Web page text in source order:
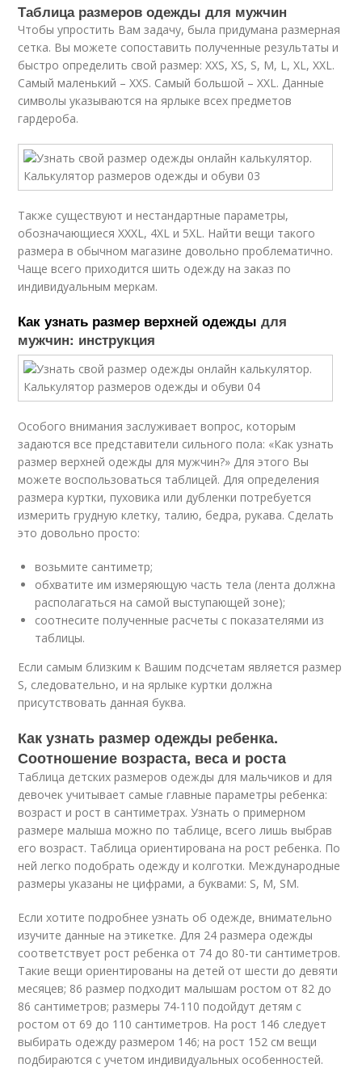
Таблица размеров одежды для мужчин
Чтобы упростить Вам задачу, была придумана размерная
сетка. Вы можете сопоставить полученные результаты и
быстро определить свой размер: XXS, XS, S, M, L, XL, XXL.
Самый маленький – XXS. Самый большой – XXL. Данные
символы указываются на ярлыке всех предметов
гардероба.
Также существуют и нестандартные параметры,
обозначающиеся XXXL, 4XL и 5XL. Найти вещи такого
размера в обычном магазине довольно проблематично.
Чаще всего приходится шить одежду на заказ по
индивидуальным меркам.
Как узнать размер верхней одежды для
мужчин: инструкция
Особого внимания заслуживает вопрос, которым
задаются все представители сильного пола: «Как узнать
размер верхней одежды для мужчин?» Для этого Вы
можете воспользоваться таблицей. Для определения
размера куртки, пуховика или дубленки потребуется
измерить грудную клетку, талию, бедра, рукава. Сделать
это довольно просто:
возьмите сантиметр;
обхватите им измеряющую часть тела (лента должна
располагаться на самой выступающей зоне);
соотнесите полученные расчеты с показателями из
таблицы.
Если самым близким к Вашим подсчетам является размер
S, следовательно, и на ярлыке куртки должна
присутствовать данная буква.
Как узнать размер одежды ребенка.
Соотношение возраста, веса и роста
Таблица детских размеров одежды для мальчиков и для
девочек учитывает самые главные параметры ребенка:
возраст и рост в сантиметрах. Узнать о примерном
размере малыша можно по таблице, всего лишь выбрав
его возраст. Таблица ориентирована на рост ребенка. По
ней легко подобрать одежду и колготки. Международные
размеры указаны не цифрами, а буквами: S, M, SM.
Если хотите подробнее узнать об одежде, внимательно
изучите данные на этикетке. Для 24 размера одежды
соответствует рост ребенка от 74 до 80-ти сантиметров.
Такие вещи ориентированы на детей от шести до девяти
месяцев; 86 размер подходит малышам ростом от 82 до
86 сантиметров; размеры 74-110 подойдут детям с
ростом от 69 до 110 сантиметров. На рост 146 следует
выбирать одежду размером 146; на рост 152 см вещи
подбираются с учетом индивидуальных особенностей.